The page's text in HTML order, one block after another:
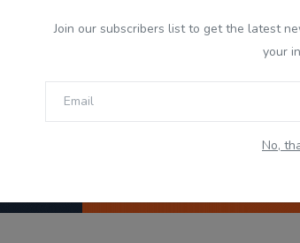
Join our subscribers list to get the latest
your
No,